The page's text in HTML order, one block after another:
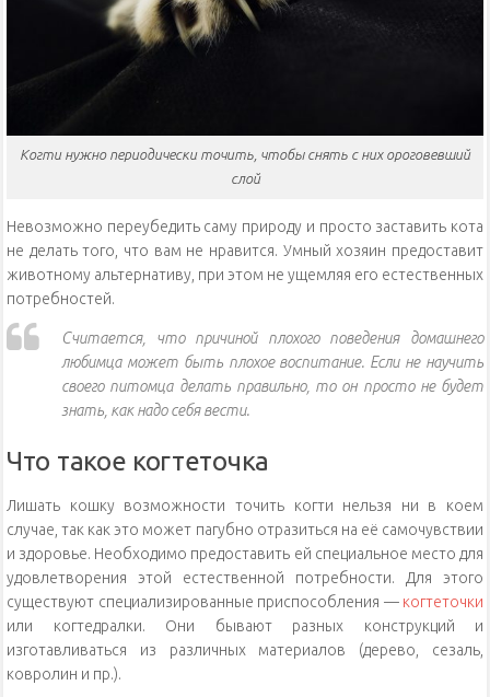
Когти нужно периодически точить, чтобы снять с них ороговевший
слой
Невозможно переубедить саму природу и просто заставить кота
не делать того, что вам не нравится. Умный хозяин предоставит
животному альтернативу, при этом не ущемляя его естественных
потребностей.
Считается, что причиной плохого поведения домашнего
любимца может быть плохое воспитание. Если не научить
своего питомца делать правильно, то он просто не будет
знать, как надо себя вести.
Что такое когтеточка
Лишать кошку возможности точить когти нельзя ни в коем
случае, так как это может пагубно отразиться на её самочувствии
и здоровье. Необходимо предоставить ей специальное место для
удовлетворения этой естественной потребности. Для этого
существуют специализированные приспособления — когтеточки
или когтедралки. Они бывают разных конструкций и
изготавливаться из различных материалов (дерево, сезаль,
ковролин и пр.).